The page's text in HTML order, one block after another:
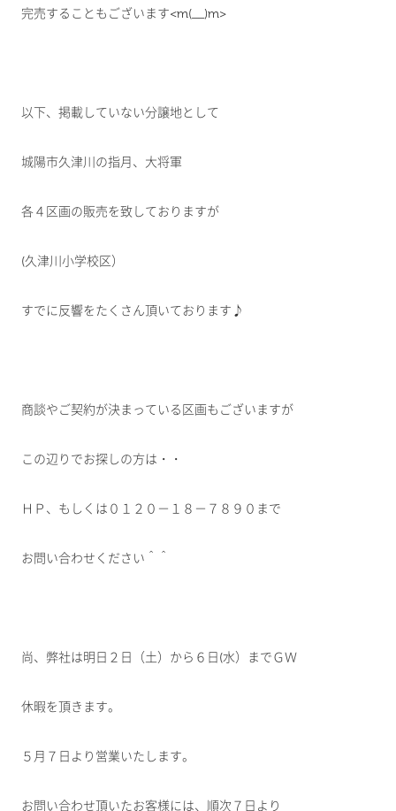
完売することもございます<m(__)m>
以下、掲載していない分譲地として
城陽市久津川の指月、大将軍
各４区画の販売を致しておりますが
(久津川小学校区）
すでに反響をたくさん頂いております♪
商談やご契約が決まっている区画もございますが
この辺りでお探しの方は・・
ＨＰ、もしくは０１２０－１８－７８９０まで
お問い合わせください＾＾
尚、弊社は明日２日（土）から６日(水）までＧＷ
休暇を頂きます。
５月７日より営業いたします。
お問い合わせ頂いたお客様には、順次７日より